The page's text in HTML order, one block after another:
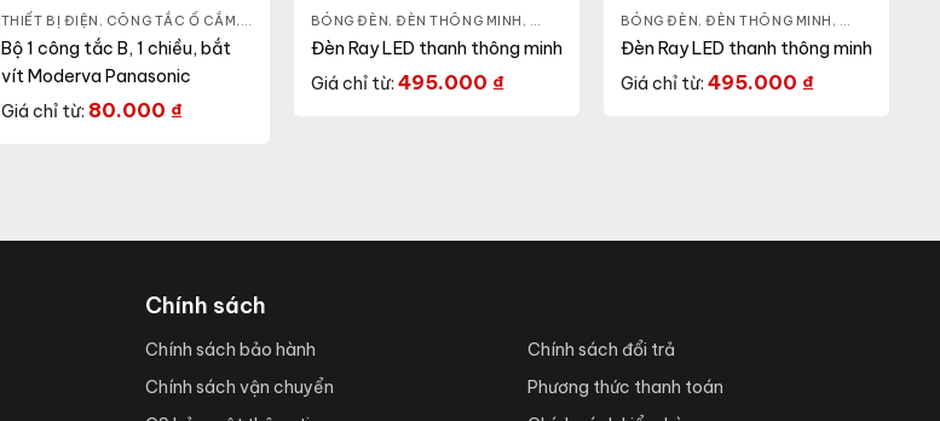
THIẾT BỊ ĐIỆN , CÔNG TẮC Ổ CẮM, DÒNG MODERVA
Bộ 1 công tắc B, 1 chiều, bắt
vít Moderva Panasonic
Giá chỉ từ: 80.000 ₫
BÓNG ĐÈN,ĐÈN THÔNG MINH , THIẾT BỊ ĐIỆN
Đèn Ray LED thanh thông minh
Giá chỉ từ: 495.000 ₫
BÓNG ĐÈN,ĐÈN THÔNG MINH ,
Đèn Ray LED thanh thông minh
Giá chỉ từ: 495.000 ₫
Chính sách
Chính sách bảo hành
Chính sách vận chuyển
Chính sách đổi trả
Phương thức thanh toán